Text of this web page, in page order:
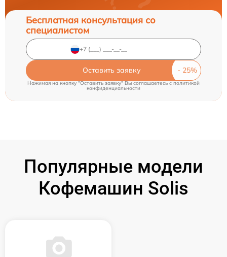
Бесплатная консультация со
специалистом
Оставить заявку
Нажимая на кнопку "Оставить заявку" Вы соглашаетесь cполитикой
конфиденциальности
Популярные модели
Кофемашин Solis